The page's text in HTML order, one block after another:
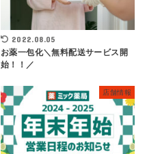
2022.08.05
お薬一包化＼無料配送サービス開
始！！／
店舗情報